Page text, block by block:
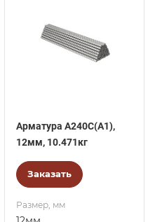
Арматура А240С(А1),
12мм, 10.471кг
Заказать
Размер, мм